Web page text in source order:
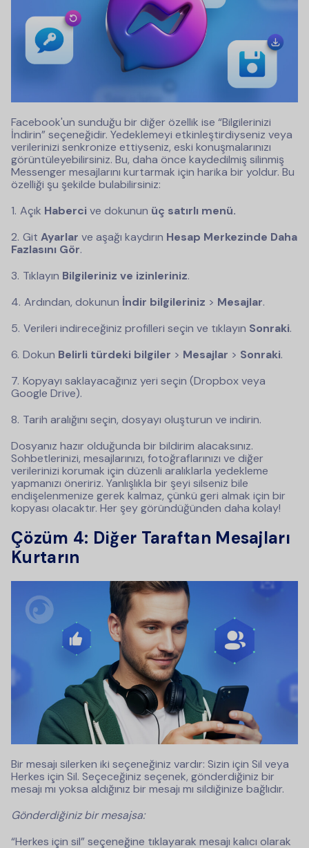
Facebook'un sunduğu bir diğer özellik ise “Bilgilerinizi
İndirin” seçeneğidir. Yedeklemeyi etkinleştirdiyseniz veya
verilerinizi senkronize ettiyseniz, eski konuşmalarınızı
görüntüleyebilirsiniz. Bu, daha önce kaydedilmiş silinmiş
Messenger mesajlarını kurtarmak için harika bir yoldur. Bu
özelliği şu şekilde bulabilirsiniz:
Açık Haberci ve dokunun üç satırlı menü.
Git Ayarlar ve aşağı kaydırın Hesap Merkezinde Daha
Fazlasını Gör.
Tıklayın Bilgileriniz ve izinleriniz.
Ardından, dokunun İndir bilgileriniz > Mesajlar.
Verileri indireceğiniz profilleri seçin ve tıklayın Sonraki.
Dokun Belirli türdeki bilgiler > Mesajlar > Sonraki.
Kopyayı saklayacağınız yeri seçin (Dropbox veya
Google Drive).
Tarih aralığını seçin, dosyayı oluşturun ve indirin.
Dosyanız hazır olduğunda bir bildirim alacaksınız.
Sohbetlerinizi, mesajlarınızı, fotoğraflarınızı ve diğer
verilerinizi korumak için düzenli aralıklarla yedekleme
yapmanızı öneririz. Yanlışlıkla bir şeyi silseniz bile
endişelenmenize gerek kalmaz, çünkü geri almak için bir
kopyası olacaktır. Her şey göründüğünden daha kolay!
Çözüm 4: Diğer Taraftan Mesajları
Kurtarın
Bir mesajı silerken iki seçeneğiniz vardır: Sizin için Sil veya
Herkes için Sil. Seçeceğiniz seçenek, gönderdiğiniz bir
mesajı mı yoksa aldığınız bir mesajı mı sildiğinize bağlıdır.
Gönderdiğiniz bir mesajsa:
“Herkes için sil” seçeneğine tıklayarak mesajı kalıcı olarak